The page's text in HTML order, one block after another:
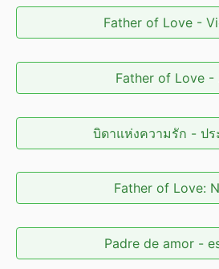
Father of Love -
Father of Love -
บิดาแห่งความรัก - ปร
Father of Love:
Padre de amor -